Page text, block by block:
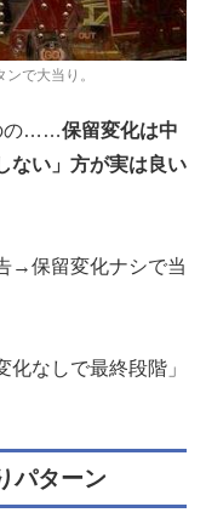
で大当り。
の……保留変化は中
ない」方が実は良い
→保留変化ナシで当
なしで最終段階」
パターン